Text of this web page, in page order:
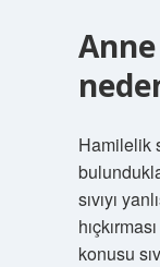
Hamilelik
sıvıyı
konusu